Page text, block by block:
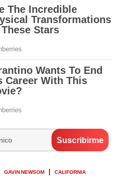
GAVIN NEWSOM CALIFORNIA